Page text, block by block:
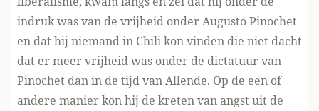
indruk was van de vrijheid onder Augusto Pinochet
en dat hij niemand in Chili kon vinden die niet dacht
dat er meer vrijheid was onder de dictatuur van
Pinochet dan in de tijd van Allende. Op de een of
andere manier kon hij de kreten van angst uit de